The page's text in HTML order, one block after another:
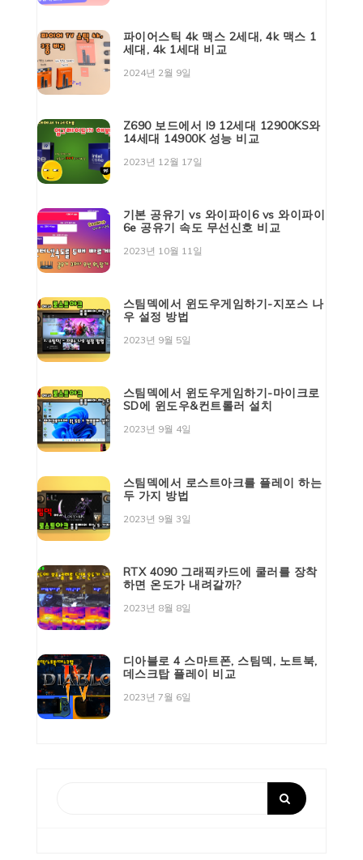
파이어스틱 4k 맥스 2세대, 4k 맥스 1
세대, 4k 1세대 비교
2024년 2월 9일
Z690 보드에서 I9 12세대 12900KS와
14세대 14900K 성능 비교
2023년 12월 17일
기본 공유기 vs 와이파이6 vs 와이파이
6e 공유기 속도 무선신호 비교
2023년 10월 11일
스팀덱에서 윈도우게임하기-지포스 나
우 설정 방법
2023년 9월 5일
스팀덱에서 윈도우게임하기-마이크로
SD에 윈도우&컨트롤러 설치
2023년 9월 4일
스팀덱에서 로스트아크를 플레이 하는
두 가지 방법
2023년 9월 3일
RTX 4090 그래픽카드에 쿨러를 장착
하면 온도가 내려갈까?
2023년 8월 8일
디아블로 4 스마트폰, 스팀덱, 노트북,
데스크탑 플레이 비교
2023년 7월 6일